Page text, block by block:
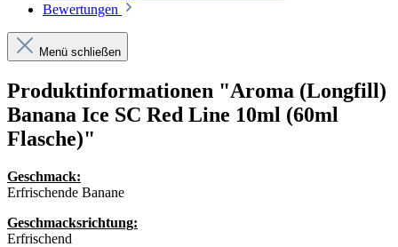
Bewertungen
Menü schließen
Produktinformationen "Aroma (Longfill)
Banana Ice SC Red Line 10ml (60ml
Flasche)"
Geschmack:
Erfrischende Banane
Geschmacksrichtung:
Erfrischend